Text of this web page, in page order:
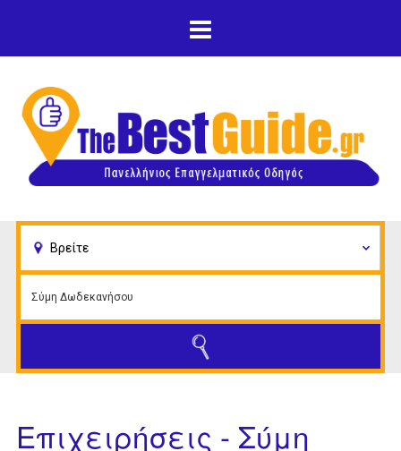
κυρίως περιεχόμενο
Επιχειρήσεις - Σύμη